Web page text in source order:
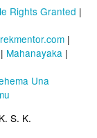
Rights Granted |
|
| Mahanayaka |
Una
S. K.